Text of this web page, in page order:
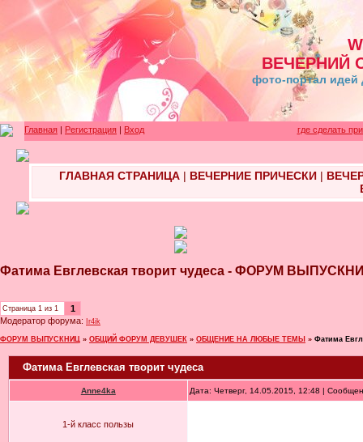
ВЕЧЕРНИЙ
фото-портал идей
Главная | Регистрация | Вход где сделать
ГЛАВНАЯ СТРАНИЦА| ВЕЧЕРНИЕ ПРИЧЕСКИ|
Фатима Евглевская творит чудеса - ФОРУМ
Страница 1 из 1
1
Модератор форума:
Ir4ik
ФОРУМ ВЫПУСКНИЦ » ОБЩИЙ ФОРУМ ДЕВУШЕК » ОБЩЕНИЕ НА ЛЮБЫЕ ТЕМЫ » Фатима
Фатима Евглевская творит чудеса
Anne4ka Дата: Четверг, 14.05.2015, 12:48 |
1-й класс пользы